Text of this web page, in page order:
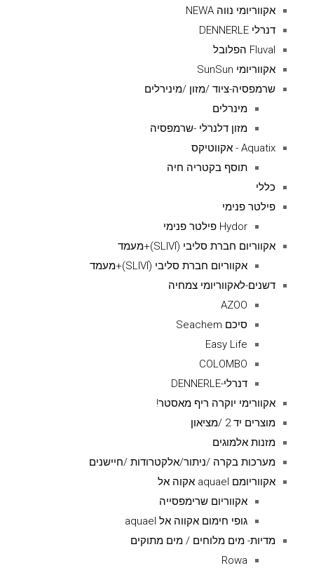
אקווריומי נווה NEWA
דנרלי DENNERLE
Fluval הפלובל
אקווריומי SunSun
שרמפסיה-ציוד /מזון /מינירלים
מינרלים
מזון דלנרלי -שרמפסיה
Aquatix - אקווטיקס
תוסף בקטריה חיה
כללי
פילטר פנימי
Hydor פילטר פנימי
אקווריום חברת סליבי (SLIVIׂׂ)+מעמד
אקווריום חברת סליבי (SLIVIׂׂ)+מעמד
דשנים-לאקווריומי צמחיה
AZOO
סיכם Seachem
Easy Life
COLOMBO
דנרלי-DENNERLE
אקוורימי יוקרה ריף מאסטר!
מוצרים יד 2 /מציאון
מזנות אלמוגים
מערכות בקרה /ניתור/אלקטרודות /חיישנים
אקווריומם aquael אקוה אל
אקווריום שרימפסייה
גופי חימום אקווה אל aquael
מדיות- מים מלוחים / מים מתוקים
Rowa